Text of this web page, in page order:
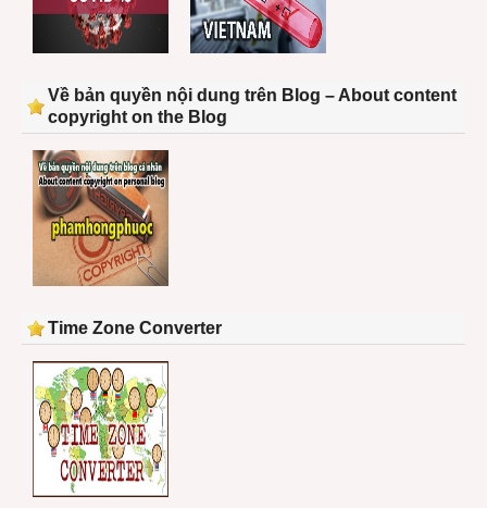
Về bản quyền nội dung trên Blog – About content
copyright on the Blog
Time Zone Converter